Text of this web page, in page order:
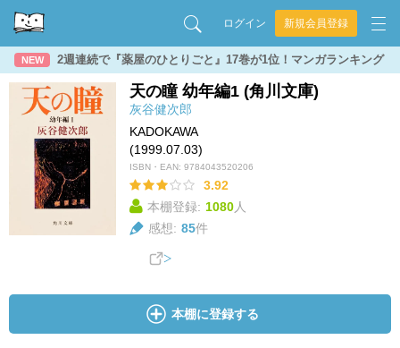
ログイン 新規会員登録
NEW 2週連続で『薬屋のひとりごと』17巻が1位！マンガランキング
天の瞳 幼年編1 (角川文庫)
灰谷健次郎
KADOKAWA
(1999.07.03)
ISBN・EAN: 9784043520206
3.92
本棚登録: 1080人
感想: 85件
本棚に登録する